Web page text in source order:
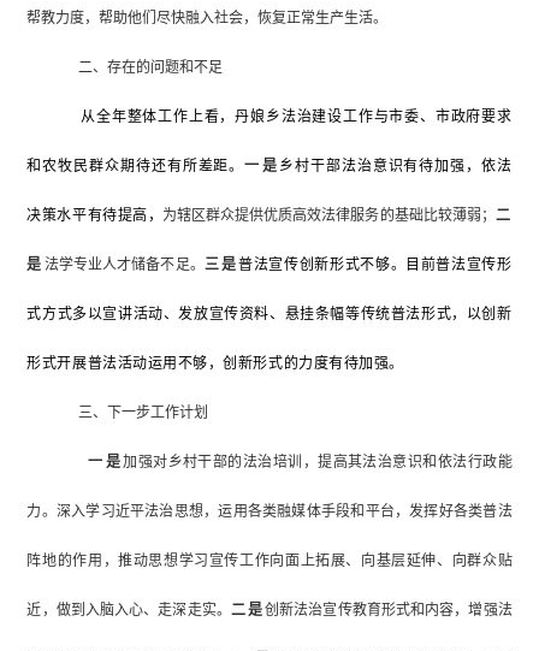
帮教力度，帮助他们尽快融入社会，恢复正常生产生活。
二、存在的问题和不足
从全年整体工作上看，丹娘乡法治建设工作与市委、 市政府要求
和农牧民群众期待还有所差距。一是 乡村干部法治意识有待加强，依法
决策水平有待提高， 为辖区群众提供优质高效法律服务的基础比较薄弱； 二
是 法学专业人才储备不足。 三是普法宣传创新形式不够。目前普法宣传形
式方式多以宣讲活动、发放宣传资料、悬挂条幅等传统普法形式， 以创新
形式开展普法活动运用不够，创新形式的力度有待加强。
三、下一步工作计划
一是加强对乡村干部的法治培训，提高其法治意识和依法行政能
力。深入学习近平法治思想，运用各类融媒体手段和平台，发挥好各类普法
阵地的作用，推动思想学习宣传工作向面上拓展、向基层延伸、向群众贴
近，做到入脑入心、走深走实。 二是创新法治宣传教育形式和内容，增强法